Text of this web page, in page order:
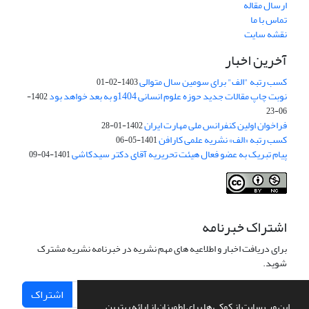
ارسال مقاله
تماس با ما
نقشه سایت
آخرین اخبار
کسب رتبه "الف" برای سومین سال متوالی1403-02-01
نوبت چاپ مقالات جدید حوزه علوم انسانی 1404و به بعد خواهد بود
1402-
06-23
فراخوان اولین کنفرانس ملی مهارت ایران1402-01-28
کسب رتبه «الف» نشریه علمی کارافن1401-05-06
پیام تبریک به عضو فعال هیئت تحریریه آقای دکتر سیدکاشی1401-04-09
اشتراک خبرنامه
برای دریافت اخبار و اطلاعیه های مهم نشریه در خبرنامه نشریه مشترک
شوید.
اشتراک